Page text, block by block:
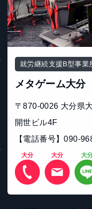
就労継続支援B型事業
メタゲーム大分
〒870-0026 大分県
開世ビル4F
【電話番号】
大分 大分 大